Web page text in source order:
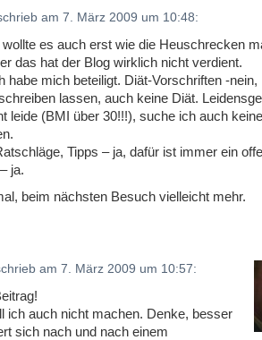
am 7. März 2009 um 10:48:
es auch erst wie die Heuschrecken
das hat der Blog wirklich nicht verdient.
habe mich beteiligt. Diät-Vorschriften -nein,
lassen, auch keine Diät.
leide (BMI über 30!!!), suche ich auch keine
Tipps – ja, dafür ist immer ein
ja.
beim nächsten Besuch vielleicht mehr.
am 7. März 2009 um 10:57:
ich auch nicht machen. Denke, besser
sich nach und nach einem